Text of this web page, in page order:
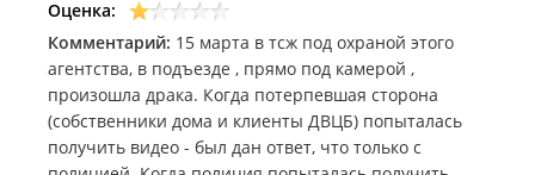
Оценка:
Комментарий: 15 марта в тсж под охраной этого
агентства, в подъезде , прямо под камерой ,
произошла драка. Когда потерпевшая сторона
(собственники дома и клиенты ДВЦБ) попыталась
получить видео - был дан ответ, что только с